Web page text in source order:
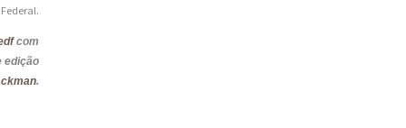
com
edição
.